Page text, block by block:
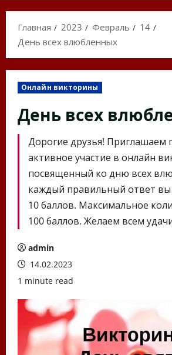
Главная
2023 Февраль
14
День всех влюбленных
Онлайн викторины
День всех
Дорогие друзья! Приглашаем
активное участие в онлайн
посвященный ко дню всех
каждый правильный ответ вы
10 баллов. Максимальное
100 баллов. Желаем всем
admin
14.02.2023
1 minute read